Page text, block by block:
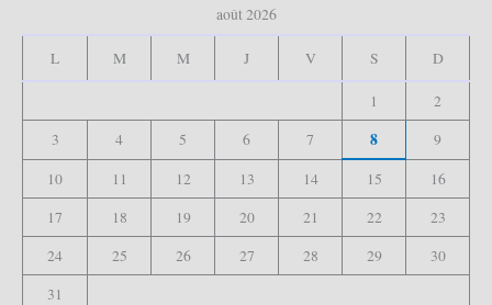
août 2026
L M M J V S D
1
2
3
4 5 6 7 8
9
10
11 12 13 14 15
16
17
18 19 20 21 22
23
24
25 26 27 28 29
30
31